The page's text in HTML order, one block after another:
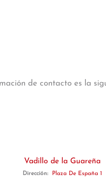
de contacto es la
Vadillo de la Guareña
Dirección:
Plaza De España 1